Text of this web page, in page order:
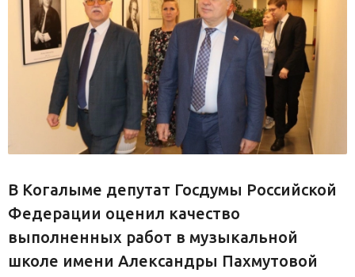
В Когалыме депутат Госдумы Российской
Федерации оценил качество
выполненных работ в музыкальной
школе имени Александры Пахмутовой